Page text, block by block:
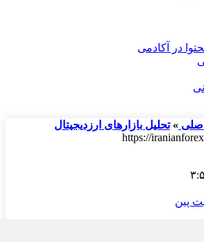
در آکادمی
»تحلیل بازارهای ارزدیجیتال
https://
پین